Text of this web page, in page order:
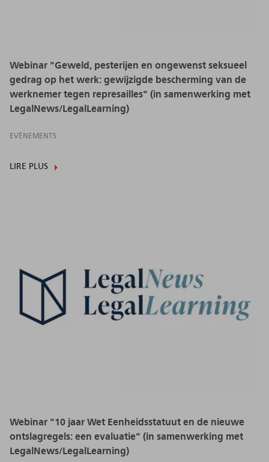
Webinar "Geweld, pesterijen en ongewenst seksueel
gedrag op het werk: gewijzigde bescherming van de
werknemer tegen represailles" (in samenwerking met
LegalNews/LegalLearning)
EVÈNEMENTS
LIRE PLUS
Webinar "10 jaar Wet Eenheidsstatuut en de nieuwe
ontslagregels: een evaluatie" (in samenwerking met
LegalNews/LegalLearning)